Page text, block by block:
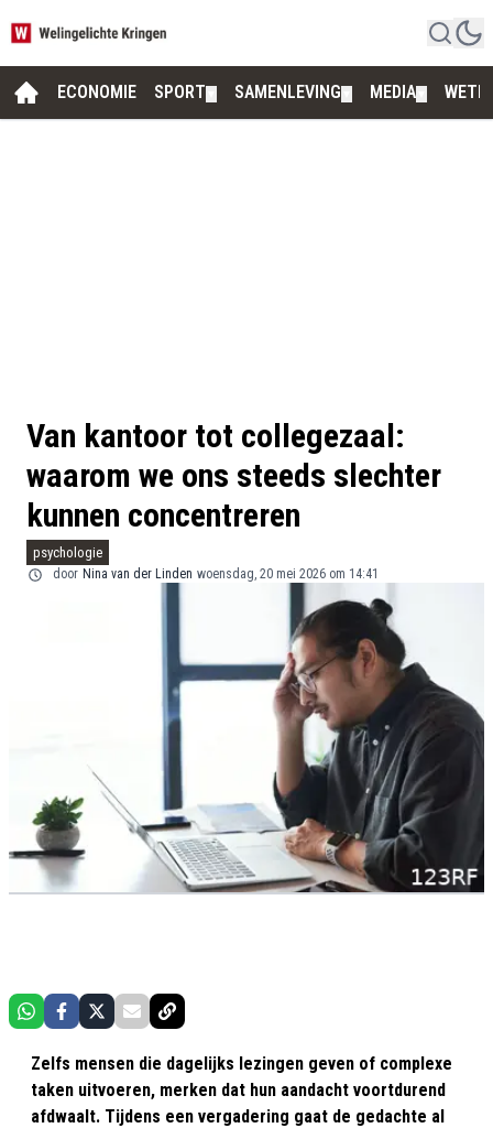
ECONOMIE SPORT SAMENLEVING MEDIA
Van kantoor tot collegezaal:
waarom we ons steeds slechter
kunnen concentreren
psychologie
door Nina van der Linden woensdag, 20 mei 2026 om 14:41
Zelfs mensen die dagelijks lezingen geven of complexe
taken uitvoeren, merken dat hun aandacht voortdurend
afdwaalt. Tijdens een vergadering gaat de gedachte al